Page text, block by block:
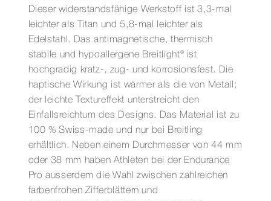
Dieser widerstandsfähige Werkstoff ist 3,3-mal
leichter als Titan und 5,8-mal leichter als
Edelstahl. Das antimagnetische, thermisch
stabile und hypoallergene Breitlight® ist
hochgradig kratz-, zug- und korrosionsfest. Die
haptische Wirkung ist wärmer als die von Metall;
der leichte Textureffekt unterstreicht den
Einfallsreichtum des Designs. Das Material ist zu
100 % Swiss-made und nur bei Breitling
erhältlich. Neben einem Durchmesser von 44 mm
oder 38 mm haben Athleten bei der Endurance
Pro ausserdem die Wahl zwischen zahlreichen
farbenfrohen Zifferblättern und